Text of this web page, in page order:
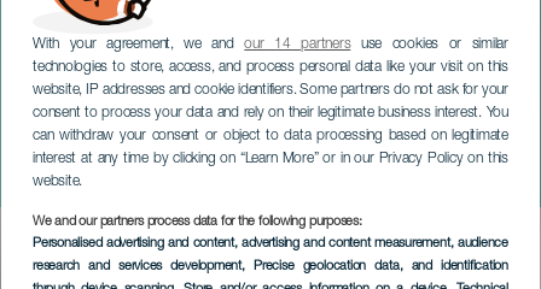
With your agreement, we andour 14 partnersuse cookies or similar
technologies to store, access, and process personal data like your visit on this
website, IP addresses and cookie identifiers. Some partners do not ask for your
consent to process your data and rely on their legitimate business interest. You
can withdraw your consent or object to data processing based on legitimate
interest at any time by clicking on “Learn More” or in our Privacy Policy on this
website.
We and our partners process data for the following purposes:
Personalised advertising and content, advertising and content measurement, audience
research and services development, Precise geolocation data, and identification
Arube på konsert
GRAN CANARIA
Imagen
Listado